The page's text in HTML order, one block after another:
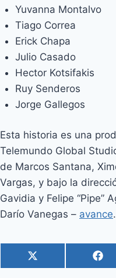
Yuvanna Montalvo
Tiago Correa
Erick Chapa
Julio Casado
Hector Kotsifakis
Ruy Senderos
Jorge Gallegos
Esta historia es una
Telemundo Global
de Marcos Santana,
Vargas, y bajo la
Gavidia y Felipe “Pipe”
Darío Vanegas – avance.
C
o
X
(
C
o
F
a